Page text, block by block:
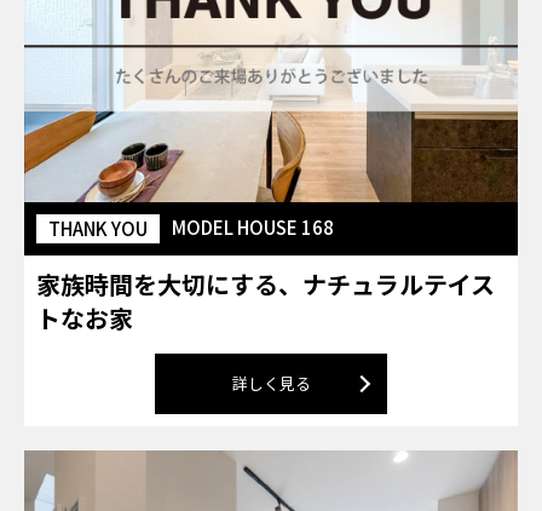
THANK YOU MODEL HOUSE 168
家族時間を大切にする、ナチュラルテイス
トなお家
詳しく見る